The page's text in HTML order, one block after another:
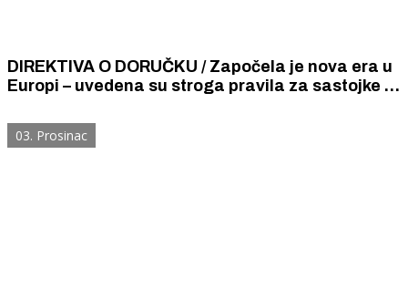
DIREKTIVA O DORUČKU / Započela je nova era u
Europi – uvedena su stroga pravila za sastojke i
proizvoda.
03. Prosinac